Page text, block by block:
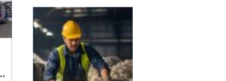
Med rätt skötsel kan en
gravsten hålla sig vacker
i många år, oavsett om
den står på en solig
kulle, i skuggan under
stora...